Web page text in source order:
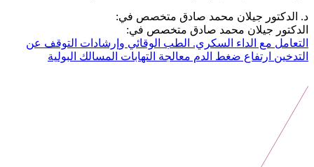
د. الدكتور جيلان محمد صادق متخصص في:
الدكتور جيلان محمد صادق متخصص في:
التعامل مع الداء السكري. الطب الوقائي وإرشادات التوقف عن
التدخين ارتفاع ضغط الدم معالجة التهابات المسالك البولية